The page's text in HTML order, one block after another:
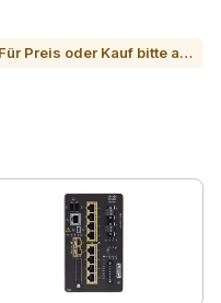
Für Preis oder Kauf bitte anrufen